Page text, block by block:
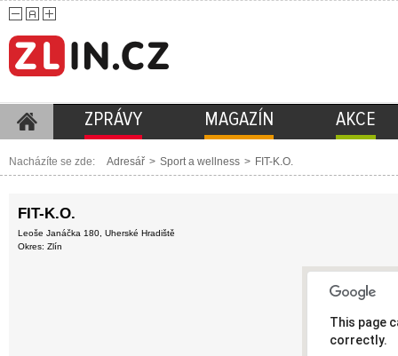
ZPRÁVY MAGAZÍN AKCE
Nacházíte se zde: Adresář > Sport a wellness > FIT-K.O.
FIT-K.O.
Leoše Janáčka 180, Uherské Hradiště
Okres: Zlín
This page
correctly.